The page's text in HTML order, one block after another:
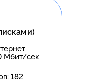
Мбит/сек
182